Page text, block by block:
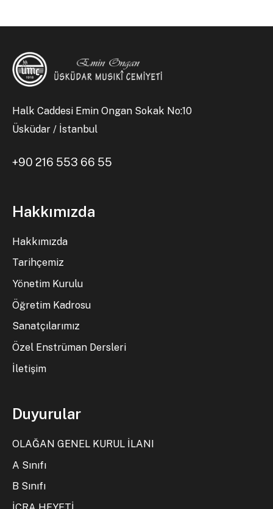
Halk Caddesi Emin Ongan Sokak No:10
Üsküdar / İstanbul
+90 216 553 66 55
Hakkımızda
Hakkımızda
Tarihçemiz
Yönetim Kurulu
Öğretim Kadrosu
Sanatçılarımız
Özel Enstrüman Dersleri
İletişim
Duyurular
OLAĞAN GENEL KURUL İLANI
A Sınıfı
B Sınıfı